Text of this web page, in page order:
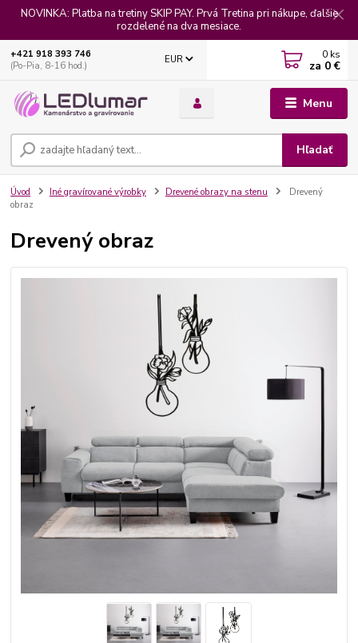
NOVINKA: Platba na tretiny SKIP PAY. Prvá Tretina pri nákupe, ďalšie
rozdelené na dva mesiace.
Menu
EUR
Hľadať
+421 918 393 746
(Po-Pia, 8-16 hod.)
0 ks
za 0 €
Úvod Iné gravírované výrobky Drevené obrazy na stenu
Drevený
obraz
Drevený obraz